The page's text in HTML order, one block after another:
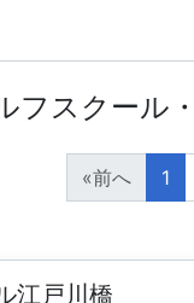
フスクール
«前へ 1
江戸川橋